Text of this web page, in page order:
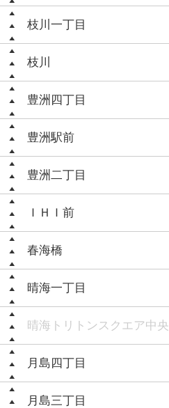
枝川一丁目
枝川
豊洲四丁目
豊洲駅前
豊洲二丁目
ＩＨＩ前
春海橋
晴海一丁目
晴海トリトンスクエア中央
月島四丁目
月島三丁目